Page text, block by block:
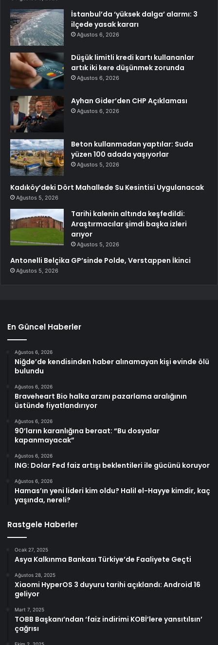
İstanbul’da ‘yüksek dalga’ alarmı: 3
ilçede yasak kararı
Ağustos 6, 2026
Düşük limitli kredi kartı kullananlar
artık iki kere düşünmek zorunda
Ağustos 6, 2026
Ayhan Gider’den CHP Açıklaması
Ağustos 6, 2026
Beton kullanmadan yaptılar: Suda
yüzen 100 adada yaşıyorlar
Ağustos 5, 2026
Kadıköy’deki Dört Mahallede Su Kesintisi Uygulanacak
Ağustos 5, 2026
Tarihi kalenin altında keşfedildi:
Araştırmacılar şimdi başka izleri
arıyor
Ağustos 5, 2026
Antonelli Belçika GP’sinde Polde, Verstappen İkinci
Ağustos 5, 2026
En Güncel Haberler
Ağustos 6, 2026
Niğde’de kendisinden haber alınamayan kişi evinde ölü
bulundu
Ağustos 6, 2026
Braveheart Bio halka arzını pazarlama aralığının
üstünde fiyatlandırıyor
Ağustos 6, 2026
90’ların karanlığına beraat: “Bu dosyalar
kapanmayacak”
Ağustos 6, 2026
ING: Dolar Fed faiz artışı beklentileri ile gücünü koruyor
Ağustos 6, 2026
Hamas’ın yeni lideri kim oldu? Halil el-Hayye kimdir, kaç
yaşında, nereli?
Rastgele Haberler
Ocak 27, 2025
Asya Kalkınma Bankası Türkiye’de Faaliyete Geçti
Ağustos 28, 2025
Xiaomi HyperOS 3 duyuru tarihi açıklandı: Android 16
geliyor
Mart 7, 2025
TOBB Başkanı’ndan ‘faiz indirimi KOBİ’lere yansıtılsın’
çağrısı
Ekim 2, 2025